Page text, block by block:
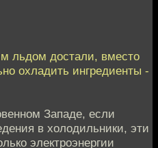
льдом достали, вместо
охладить ингредиенты -
Западе, если
в холодильники, эти
электроэнергии